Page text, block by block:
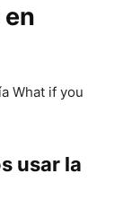
What if you
usar la